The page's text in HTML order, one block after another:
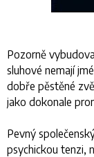
Pozorně
sluhové nemají
dobře pěstěné
jako dokonale
Pevný
psychickou tenzi,